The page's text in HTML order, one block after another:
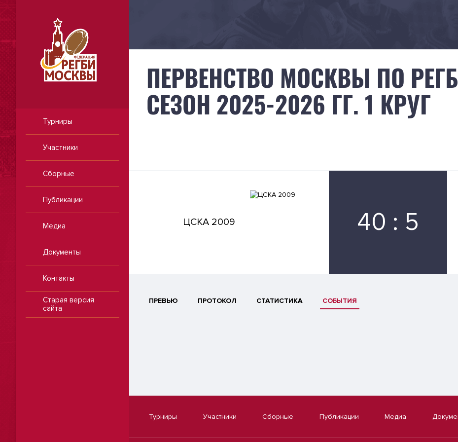
Турниры
Участники
Сборные
Публикации
Медиа
Документы
Контакты
Старая версия
сайта
ПЕРВЕНСТВО МОСКВЫ ПО
СЕЗОН 2025-2026 ГГ. 1 КРУГ
ЦСКА 2009 40 : 5
ПРЕВЬЮ ПРОТОКОЛ СТАТИСТИКА СОБЫТИЯ
Турниры Участники Сборные Публикации Медиа